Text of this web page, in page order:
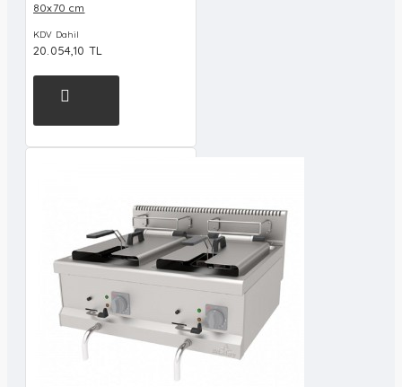
80x70 cm
KDV Dahil
20.054,10 TL